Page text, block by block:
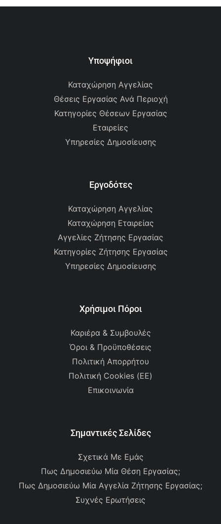
Υποψήφιοι
Καταχώρηση Αγγελίας
Θέσεις Εργασίας Ανά Περιοχή
Κατηγορίες Θέσεων Εργασίας
Εταιρείες
Υπηρεσίες Δημοσίευσης
Εργοδότες
Καταχώρηση Αγγελίας
Καταχώρηση Εταιρείας
Αγγελίες Ζήτησης Εργασίας
Κατηγορίες Ζήτησης Εργασίας
Υπηρεσίες Δημοσίευσης
Χρήσιμοι Πόροι
Καριέρα & Συμβουλές
Όροι & Προϋποθέσεις
Πολιτική Απορρήτου
Πολιτική Cookies (ΕΕ)
Επικοινωνία
Σημαντικές Σελίδες
Σχετικά Με Εμάς
Πως Δημοσιεύω Μία Θέση Εργασίας;
Πως Δημοσιεύω Μία Αγγελία Ζήτησης Εργασίας;
Συχνές Ερωτήσεις